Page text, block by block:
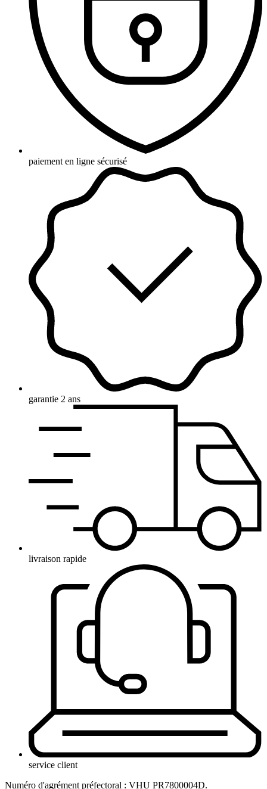
paiement en ligne sécurisé
garantie 2 ans
livraison rapide
service client
Numéro d'agrément préfectoral : VHU PR7800004D.